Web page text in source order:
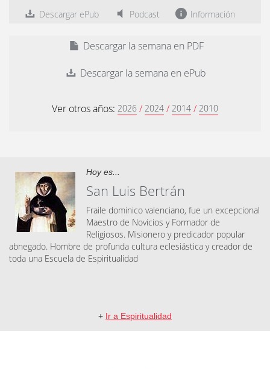
Descargar ePub Podcast Información
Descargar la semana en PDF
Descargar la semana en ePub
Ver otros años: 2026 / 2024 / 2014 / 2010
Hoy es...
San Luis Bertrán
Fraile dominico valenciano, fue un excepcional
Maestro de Novicios y Formador de
Religiosos. Misionero y predicador popular
abnegado. Hombre de profunda cultura eclesiástica y creador de
toda una Escuela de Espiritualidad
+ Ir a Espiritualidad